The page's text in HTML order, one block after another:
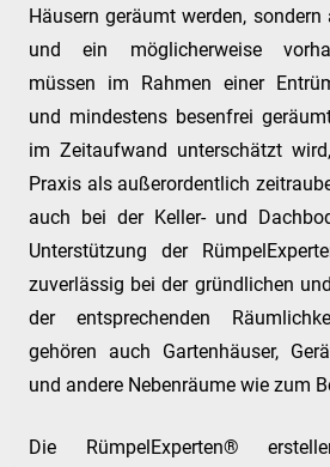
Häusern geräumt werden,
und ein möglicherweise
müssen im Rahmen einer
und mindestens besenfrei
im Zeitaufwand unterschätzt
Praxis als außerordentlich
auch bei der Keller- und
Unterstützung der
zuverlässig bei der gründlichen
der entsprechenden
gehören auch Gartenhäuser,
und andere Nebenräume wie zum
Die RümpelExperten®